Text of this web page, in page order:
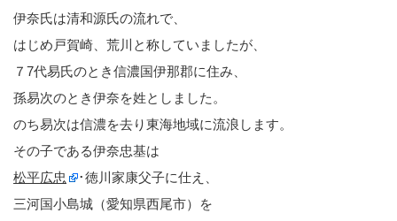
伊奈氏は清和源氏の流れで、
はじめ戸賀崎、荒川と称していましたが、
７7代易氏のとき信濃国伊那郡に住み、
孫易次のとき伊奈を姓としました。
のち易次は信濃を去り東海地域に流浪します。
その子である伊奈忠基は
松平広忠
･徳川家康父子に仕え、
三河国小島城（愛知県西尾市）を